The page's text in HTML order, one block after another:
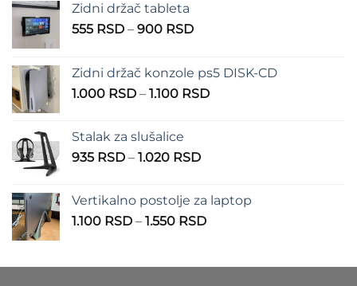
Zidni držač tableta
555 RSD – 900 RSDRaspon
555 RSD
do
Zidni držač konzole ps5 DISK-CD
1.000 RSD – 1.100 RSDRaspon
Stalak za slušalice
935 RSD – 1.020 RSDRaspon
935 RSD
do
Vertikalno postolje za laptop
1.100 RSD – 1.550 RSDRaspon
1.100 RSD